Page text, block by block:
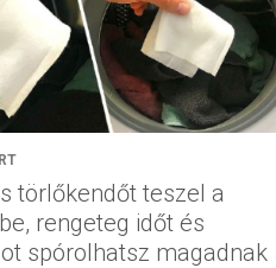
törlőkendőt teszel a
rengeteg időt és
spórolhatsz magadnak